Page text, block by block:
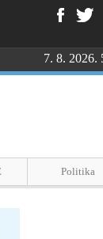
7. 8. 2026.
Politika